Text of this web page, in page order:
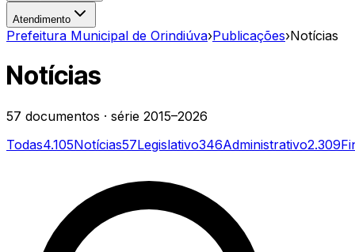
Atendimento
Prefeitura Municipal de Orindiúva›Publicações›Notícias
Notícias
57 documentos · série 2015–2026
Todas4.105Notícias57Legislativo346Administrativo2.309